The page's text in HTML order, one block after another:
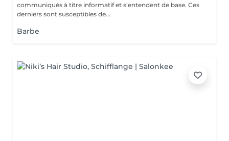
communiqués à titre informatif et s'entendent de base. Ces
derniers sont susceptibles de...
Barbe